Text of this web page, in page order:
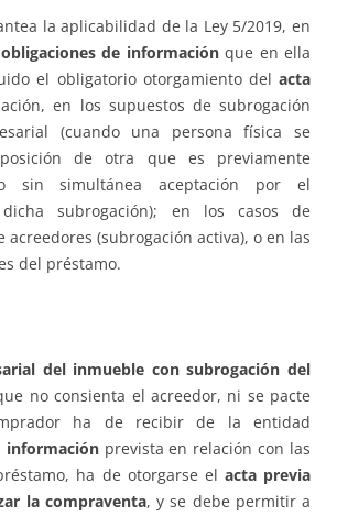
la aplicabilidad de la Ley 5/2019, en
obligaciones de informaciónque en ella
el obligatorio otorgamiento del acta
en los supuestos de subrogación
(cuando una persona física se
de otra que es previamente
sin simultánea aceptación por el
subrogación); en los casos de
acreedores (subrogación activa), o en las
del préstamo.
del inmueble con subrogación del
no consienta el acreedor, ni se pacte
ha de recibir de la entidad
informaciónprevista en relación con las
ha de otorgarse el acta previa
la compraventa, y se debe permitir a